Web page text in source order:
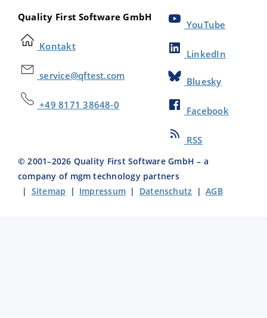
Quality First Software GmbH
Kontakt
service@qftest.com
+49 8171 38648-0
YouTube
LinkedIn
Bluesky
Facebook
RSS
© 2001–2026 Quality First Software GmbH – a
company of mgm technology partners
| Sitemap | Impressum | Datenschutz |AGB